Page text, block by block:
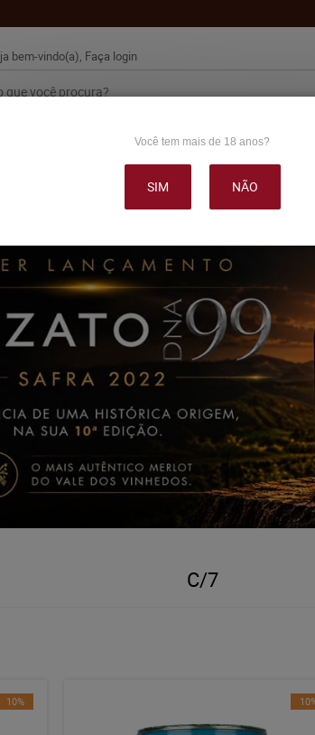
bem-vindo(a), Faça login
DELICATÉSSE &
C/7
10%
Você tem mais de 18 anos?
SIM NÃO